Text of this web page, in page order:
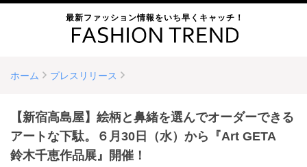
最新ファッション情報をいち早くキャッチ！
ホーム プレスリリース
【新宿高島屋】絵柄と鼻緒を選んでオーダーできる
アートな下駄。６月30日（水）から『Art GETA
鈴木千恵作品展』開催！